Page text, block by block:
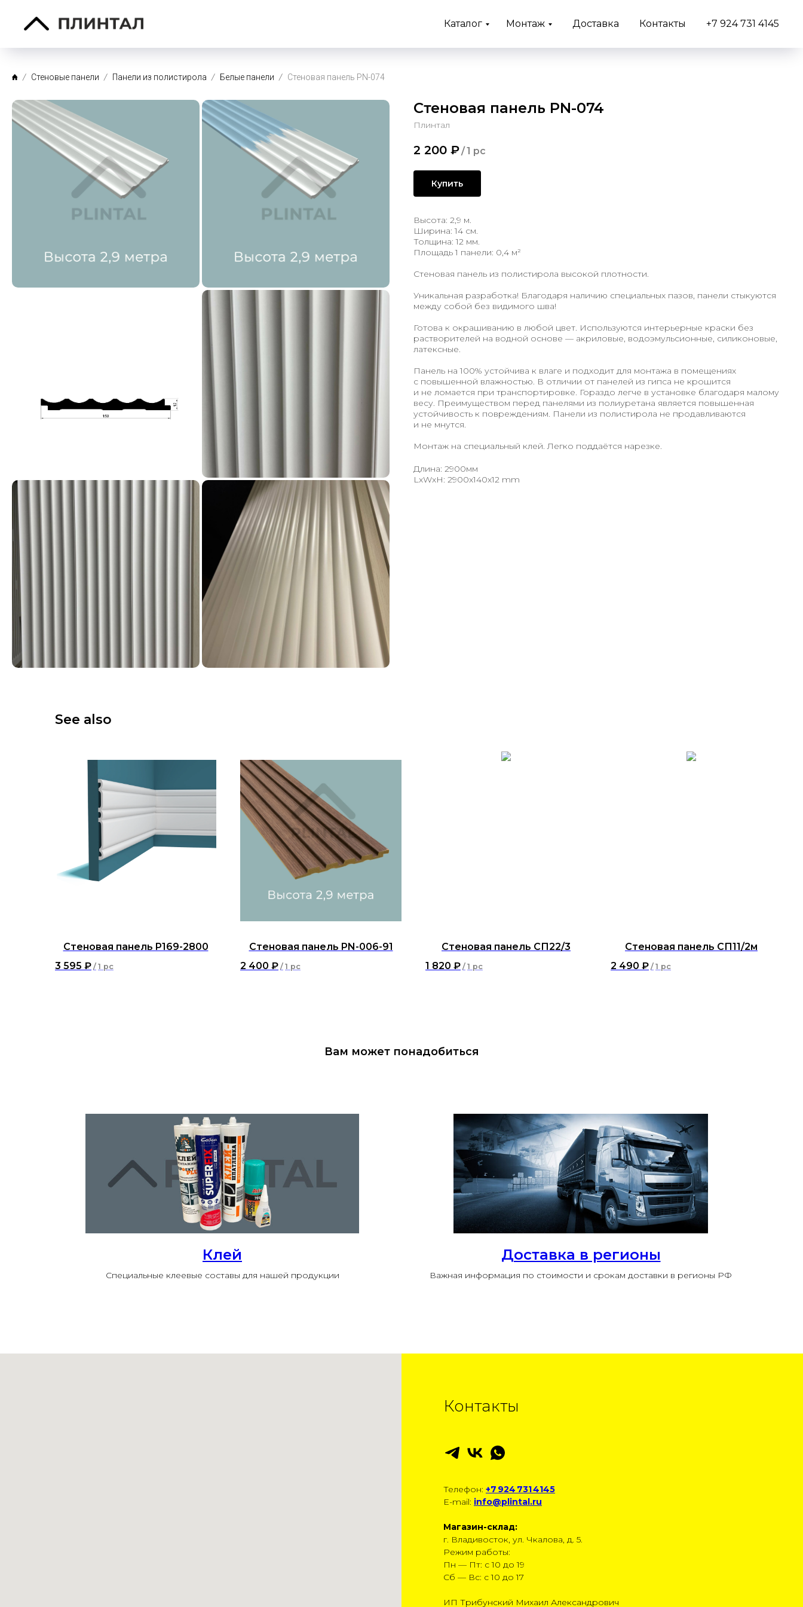
Каталог Монтаж Доставка Контакты +7 924 731 4145
Стеновые панели Панели из полистирола Белые панели Стеновая панель PN-074
Стеновая панель PN-074
Плинтал
2 200 ₽/1 pc
Купить
Высота: 2,9 м.
Ширина: 14 см.
Толщина: 12 мм.
Площадь 1 панели: 0,4 м²
Стеновая панель из полистирола высокой плотности.
Уникальная разработка! Благодаря наличию специальных пазов, панели стыкуются
между собой без видимого шва!
Готова к окрашиванию в любой цвет. Используются интерьерные краски без
растворителей на водной основе — акриловые, водоэмульсионные, силиконовые,
латексные.
Панель на 100% устойчива к влаге и подходит для монтажа в помещениях
с повышенной влажностью. В отличии от панелей из гипса не крошится
и не ломается при транспортировке. Гораздо легче в установке благодаря малому
весу. Преимуществом перед панелями из полиуретана является повышенная
устойчивость к повреждениям. Панели из полистирола не продавливаются
и не мнутся.
Монтаж на специальный клей. Легко поддаётся нарезке.
Длина: 2900мм
LxWxH: 2900x140x12 mm
See also
Стеновая панель P169-2800
3 595 ₽ / 1 pc
Стеновая панель PN-006-91
2 400 ₽ / 1 pc
Стеновая панель СП22/3
1 820 ₽ / 1 pc
Стеновая панель СП11/2м
2 490 ₽ / 1 pc
Вам может понадобиться
Клей
Специальные клеевые составы для нашей продукции
Доставка в регионы
Важная информация по стоимости и срокам доставки в регионы РФ
Контакты
Телефон: +7 924 731 4145
E-mail: info@plintal.ru
Магазин-склад:
г. Владивосток, ул. Чкалова, д. 5.
Режим работы:
Пн — Пт: с 10 до 19
Сб — Вс: с 10 до 17
ИП Трибунский Михаил Александрович